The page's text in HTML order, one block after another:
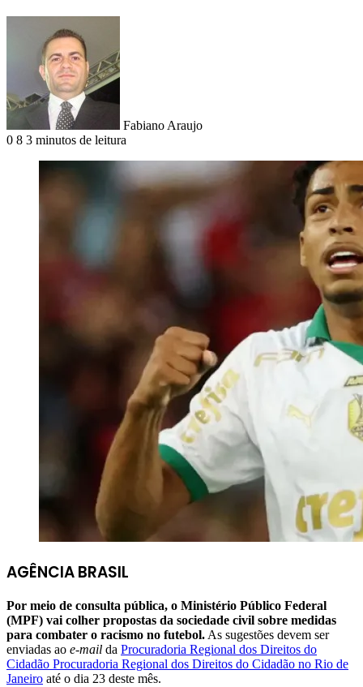
Fabiano Araujo
0 8 3 minutos de leitura
AGÊNCIA BRASIL
Por meio de consulta pública, o Ministério Público Federal
(MPF) vai colher propostas da sociedade civil sobre medidas
para combater o racismo no futebol. As sugestões devem ser
enviadas ao e-mail da Procuradoria Regional dos Direitos do
Cidadão Procuradoria Regional dos Direitos do Cidadão no Rio de
Janeiro até o dia 23 deste mês.